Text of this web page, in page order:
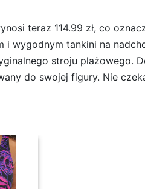
teraz 114.99 zł, co
i wygodnym tankini na
stroju plażowego.
do swojej figury. Nie